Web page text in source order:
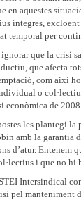
en aquestes
íntegres,
temporal per
que la crisi
que afecta
com així
o
econòmica de
les plantegi
amb la garantia
d’atur. Entenem
i que no hi
Intersindical
pel